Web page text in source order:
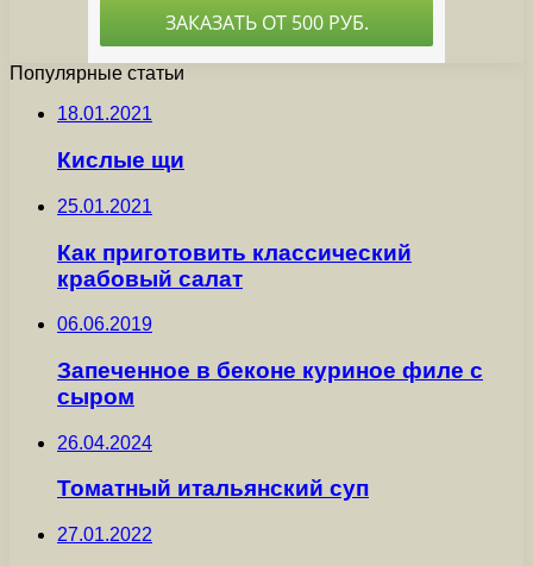
Популярные статьи
18.01.2021
Кислые щи
25.01.2021
Как приготовить классический
крабовый салат
06.06.2019
Запеченное в беконе куриное филе с
сыром
26.04.2024
Томатный итальянский суп
27.01.2022